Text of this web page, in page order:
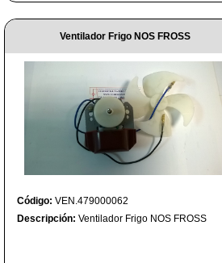
Ventilador Frigo NOS FROSS
Código: VEN.479000062
Descripción: Ventilador Frigo NOS FROSS